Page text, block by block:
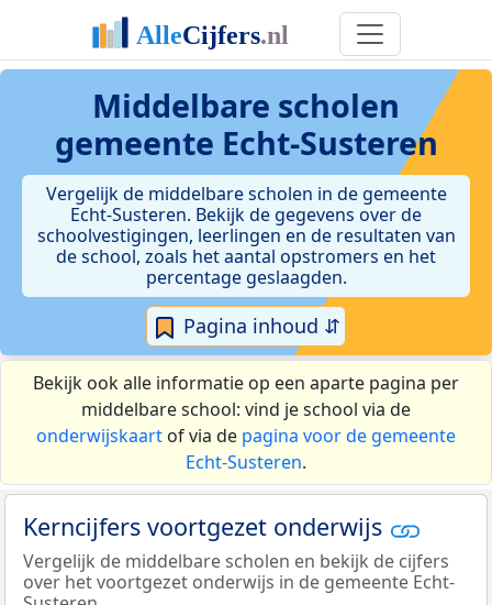
Middelbare scholen
gemeente Echt-Susteren
Vergelijk de middelbare scholen in de gemeente
Echt-Susteren. Bekijk de gegevens over de
schoolvestigingen, leerlingen en de resultaten van
de school, zoals het aantal opstromers en het
percentage geslaagden.
Pagina inhoud ⇵
Bekijk ook alle informatie op een aparte pagina per
middelbare school: vind je school via de
onderwijskaart of via de pagina voor de gemeente
Echt-Susteren.
Kerncijfers voortgezet onderwijs
Vergelijk de middelbare scholen en bekijk de cijfers
over het voortgezet onderwijs in de gemeente Echt-